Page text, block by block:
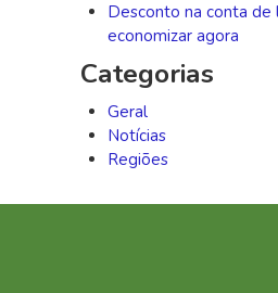
Desconto na conta de
economizar agora
Categorias
Geral
Notícias
Regiões